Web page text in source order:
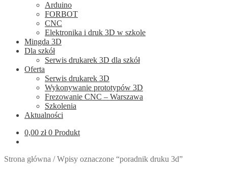
Arduino
FORBOT
CNC
Elektronika i druk 3D w szkole
Mingda 3D
Dla szkół
Serwis drukarek 3D dla szkół
Oferta
Serwis drukarek 3D
Wykonywanie prototypów 3D
Frezowanie CNC – Warszawa
Szkolenia
Aktualności
0,00 zł 0 Produkt
Strona główna /Wpisy oznaczone “poradnik druku 3d”